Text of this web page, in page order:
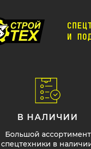
И
В НАЛИЧИИ
Большой ассортимент
спецтехники в